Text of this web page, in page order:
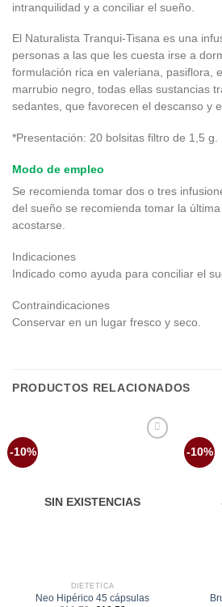
intranquilidad y a conciliar el sueño.
El Naturalista Tranqui-Tisana es una
personas a las que les cuesta irse a
formulación rica en valeriana, pasiflora,
marrubio negro, todas ellas sustancias
sedantes, que favorecen el descanso y
*Presentación: 20 bolsitas filtro de 1,5 g.
Modo de empleo
Se recomienda tomar dos o tres
del sueño se recomienda tomar la
acostarse.
Indicaciones
Indicado como ayuda para conciliar el
Contraindicaciones
Conservar en un lugar fresco y seco.
PRODUCTOS RELACIONADOS
-10%
SIN EXISTENCIAS
DIETÉTICA
Neo Hipérico 45 cápsulas
-10%